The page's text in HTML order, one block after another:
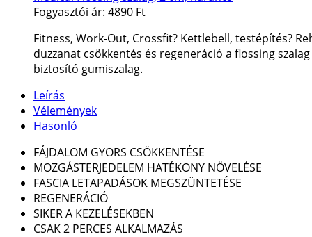
Fogyasztói ár: 4890 Ft
Fitness, Work-Out, Crossfit? Kettlebell, testépítés?
duzzanat csökkentés és regeneráció a flossing
biztosító gumiszalag.
Leírás
Vélemények
Hasonló
FÁJDALOM GYORS CSÖKKENTÉSE
MOZGÁSTERJEDELEM HATÉKONY NÖVELÉSE
FASCIA LETAPADÁSOK MEGSZÜNTETÉSE
REGENERÁCIÓ
SIKER A KEZELÉSEKBEN
CSAK 2 PERCES ALKALMAZÁS